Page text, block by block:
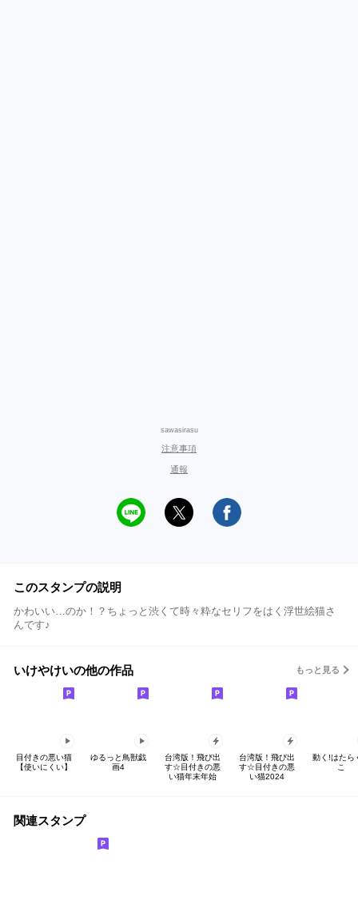
sawasirasu
注意事項
通報
このスタンプの説明
かわいい…のか！？ちょっと渋くて時々粋なセリフをはく浮世絵猫さ
んです♪
いけやけいの他の作品 もっと見る
目付きの悪い猫
【使いにくい】
ゆるっと鳥獣戯
画4
台湾版！飛び出
す☆目付きの悪
い猫年末年始
台湾版！飛び出
す☆目付きの悪
い猫2024
動く!はたら
こ
関連スタンプ